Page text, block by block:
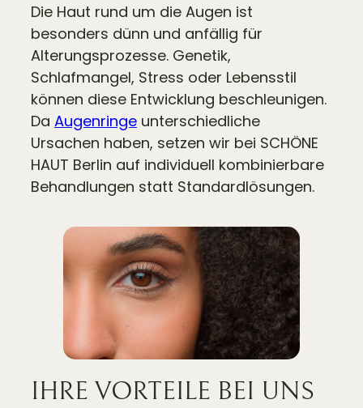
Die Haut rund um die Augen ist
besonders dünn und anfällig für
Alterungsprozesse. Genetik,
Schlafmangel, Stress oder Lebensstil
können diese Entwicklung beschleunigen.
Da Augenringe unterschiedliche
Ursachen haben, setzen wir bei SCHÖNE
HAUT Berlin auf individuell kombinierbare
Behandlungen statt Standardlösungen.
IHRE VORTEILE BEI UNS